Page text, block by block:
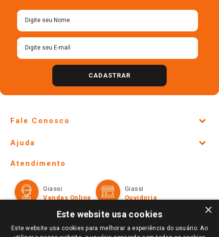
CADASTRAR
Fale Conosco
Lojas Físicas e Horários
Ofertas
Televendas
Perguntas frequentes
Ajuda
Formas de Pagamento
Políticas de entrega
Trocas e Devoluções
Atendimento
Giassi
Vendas Online
Giassi
Ouvidoria
Redes Sociais
×
Este website usa cookies
Este website usa cookies para melhorar a experiência do usuário. Ao